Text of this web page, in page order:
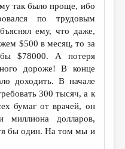
так было проще, ибо
по трудовым
ему, что даже,
$500 в месяц, то за
$78000. А потеря
дороже! В конце
доходить. В начале
300 тысяч, а к
бумаг от врачей, он
миллиона долларов,
бы один. На том мы и